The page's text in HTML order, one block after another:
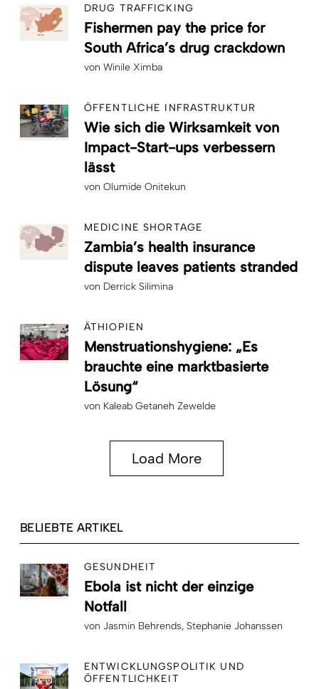
DRUG TRAFFICKING
Fishermen pay the price for
South Africa’s drug crackdown
von Winile Ximba
ÖFFENTLICHE INFRASTRUKTUR
Wie sich die Wirksamkeit von
Impact-Start-ups verbessern
lässt
von Olumide Onitekun
MEDICINE SHORTAGE
Zambia’s health insurance
dispute leaves patients stranded
von Derrick Silimina
ÄTHIOPIEN
Menstruationshygiene: „Es
brauchte eine marktbasierte
Lösung“
von Kaleab Getaneh Zewelde
Load More
BELIEBTE ARTIKEL
GESUNDHEIT
Ebola ist nicht der einzige
Notfall
von Jasmin Behrends Stephanie Johanssen
ENTWICKLUNGSPOLITIK UND
ÖFFENTLICHKEIT